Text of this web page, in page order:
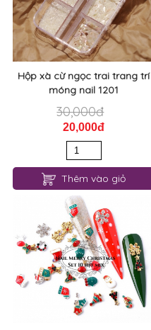
Hộp xà cừ ngọc trai trang trí
móng nail 1201
30,000đ
20,000đ
Thêm vào giỏ